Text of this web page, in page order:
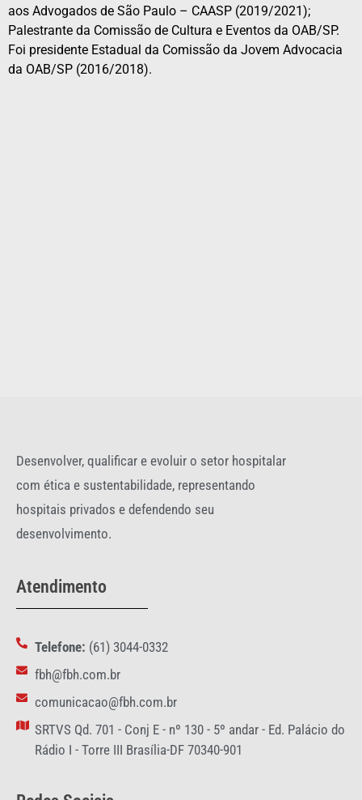
aos Advogados de São Paulo – CAASP (2019/2021);
Palestrante da Comissão de Cultura e Eventos da OAB/SP.
Foi presidente Estadual da Comissão da Jovem Advocacia
da OAB/SP (2016/2018).
Desenvolver, qualificar e evoluir o setor hospitalar
com ética e sustentabilidade, representando
hospitais privados e defendendo seu
desenvolvimento.
Atendimento
Telefone: (61) 3044-0332
fbh@fbh.com.br
comunicacao@fbh.com.br
SRTVS Qd. 701 - Conj E - nº 130 - 5º andar - Ed. Palácio do
Rádio I - Torre III Brasília-DF 70340-901